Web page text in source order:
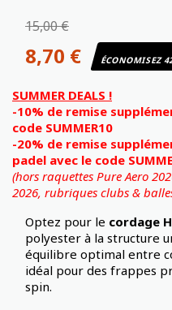
15,00 €
8,70 € ÉCONOMISEZ
SUMMER DEALS !
-10% de remise
code SUMMER10
-20% de remise
padel avec le code
(hors raquettes Pure Aero
2026, rubriques clubs &
Optez pour le cordage
polyester à la structure
équilibre optimal entre
idéal pour des frappes
spin.